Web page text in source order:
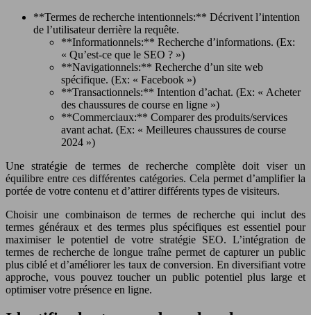
**Termes de recherche intentionnels:** Décrivent l’intention
de l’utilisateur derrière la requête.
**Informationnels:** Recherche d’informations. (Ex:
« Qu’est-ce que le SEO ? »)
**Navigationnels:** Recherche d’un site web
spécifique. (Ex: « Facebook »)
**Transactionnels:** Intention d’achat. (Ex: « Acheter
des chaussures de course en ligne »)
**Commerciaux:** Comparer des produits/services
avant achat. (Ex: « Meilleures chaussures de course
2024 »)
Une stratégie de termes de recherche complète doit viser un
équilibre entre ces différentes catégories. Cela permet d’amplifier la
portée de votre contenu et d’attirer différents types de visiteurs.
Choisir une combinaison de termes de recherche qui inclut des
termes généraux et des termes plus spécifiques est essentiel pour
maximiser le potentiel de votre stratégie SEO. L’intégration de
termes de recherche de longue traîne permet de capturer un public
plus ciblé et d’améliorer les taux de conversion. En diversifiant votre
approche, vous pouvez toucher un public potentiel plus large et
optimiser votre présence en ligne.